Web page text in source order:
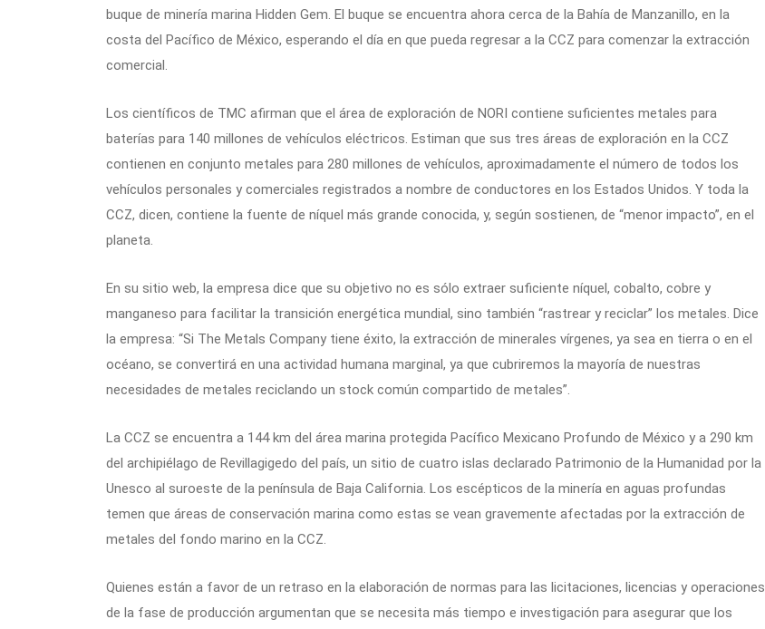
buque de minería marina Hidden Gem. El buque se encuentra ahora cerca de la Bahía de Manzanillo, en la
costa del Pacífico de México, esperando el día en que pueda regresar a la CCZ para comenzar la extracción
comercial.
Los científicos de TMC afirman que el área de exploración de NORI contiene suficientes metales para
baterías para 140 millones de vehículos eléctricos. Estiman que sus tres áreas de exploración en la CCZ
contienen en conjunto metales para 280 millones de vehículos, aproximadamente el número de todos los
vehículos personales y comerciales registrados a nombre de conductores en los Estados Unidos. Y toda la
CCZ, dicen, contiene la fuente de níquel más grande conocida, y, según sostienen, de “menor impacto”, en el
planeta.
En su sitio web, la empresa dice que su objetivo no es sólo extraer suficiente níquel, cobalto, cobre y
manganeso para facilitar la transición energética mundial, sino también “rastrear y reciclar” los metales. Dice
la empresa: “Si The Metals Company tiene éxito, la extracción de minerales vírgenes, ya sea en tierra o en el
océano, se convertirá en una actividad humana marginal, ya que cubriremos la mayoría de nuestras
necesidades de metales reciclando un stock común compartido de metales”.
La CCZ se encuentra a 144 km del área marina protegida Pacífico Mexicano Profundo de México y a 290 km
del archipiélago de Revillagigedo del país, un sitio de cuatro islas declarado Patrimonio de la Humanidad por la
Unesco al suroeste de la península de Baja California. Los escépticos de la minería en aguas profundas
temen que áreas de conservación marina como estas se vean gravemente afectadas por la extracción de
metales del fondo marino en la CCZ.
Quienes están a favor de un retraso en la elaboración de normas para las licitaciones, licencias y operaciones
de la fase de producción argumentan que se necesita más tiempo e investigación para asegurar que los